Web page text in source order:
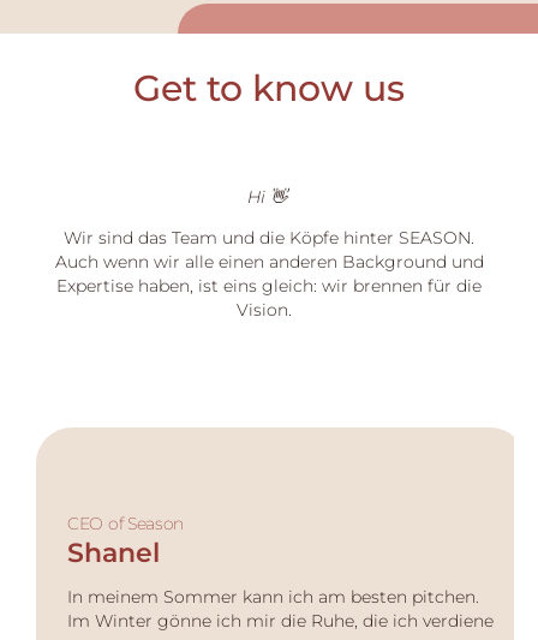
Get to know us
Hi 👋
Wir sind das Team und die Köpfe hinter SEASON.
Auch wenn wir alle einen anderen Background und
Expertise haben, ist eins gleich: wir brennen für die
Vision.
CEO of Season
Shanel
In meinem Sommer kann ich am besten pitchen.
Im Winter gönne ich mir die Ruhe, die ich verdiene